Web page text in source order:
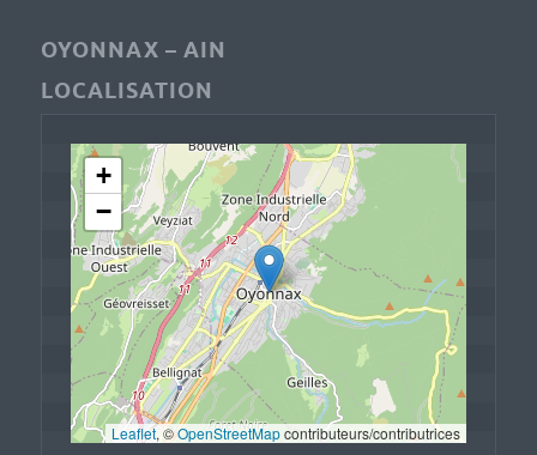
OYONNAX – AIN
LOCALISATION
+
−
Leaflet, © OpenStreetMap contributeurs/contributrices